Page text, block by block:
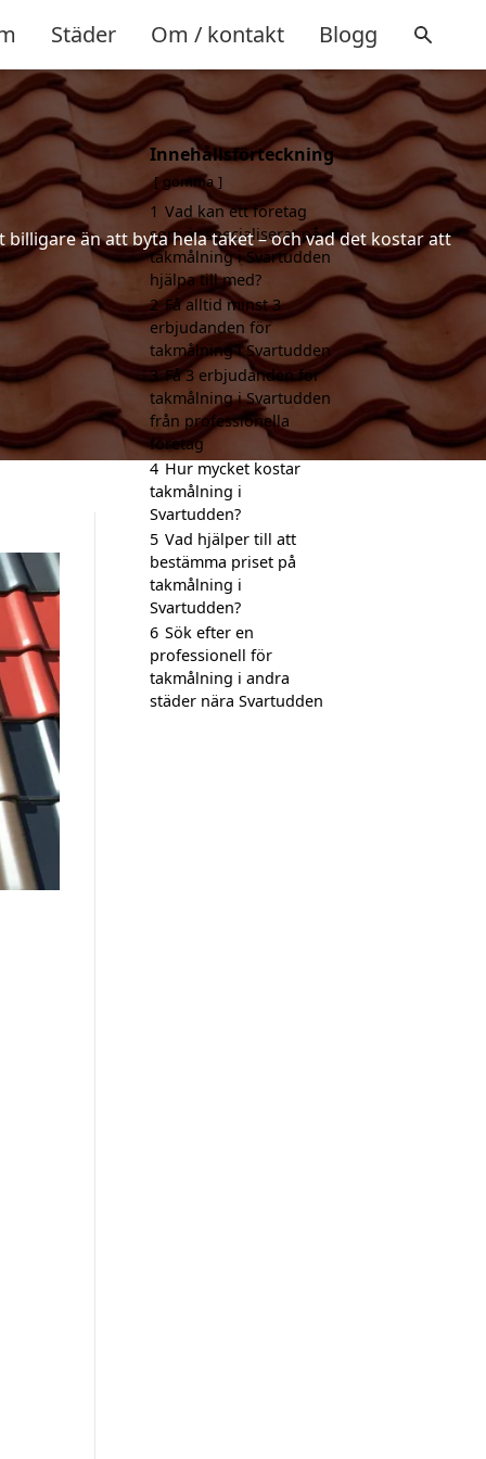
Städer Om / kontakt Blogg
än att byta hela taket – och vad det kostar att
Innehållsförteckning
gömma
1 Vad kan ett företag
som är specialiserat på
takmålning i Svartudden
hjälpa till med?
2 Få alltid minst 3
erbjudanden för
takmålning i Svartudden
3 Få 3 erbjudanden för
takmålning i Svartudden
från professionella
företag
4 Hur mycket kostar
takmålning i
Svartudden?
5 Vad hjälper till att
bestämma priset på
takmålning i
Svartudden?
6 Sök efter en
professionell för
takmålning i andra
städer nära Svartudden